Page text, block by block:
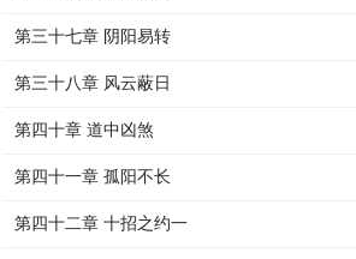
第三十七章 阴阳易转
第三十八章 风云蔽日
第四十章 道中凶煞
第四十一章 孤阳不长
第四十二章 十招之约一